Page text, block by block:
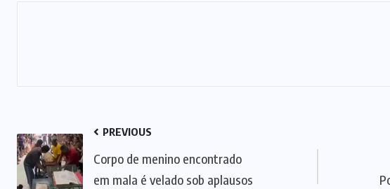
PREVIOUS
Corpo de menino encontrado
em mala é velado sob aplausos